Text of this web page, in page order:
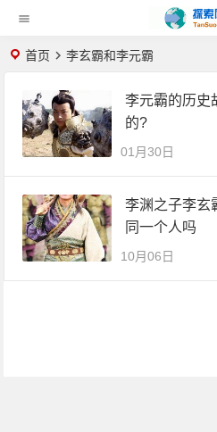
首页 李玄霸和李元霸
李元霸的历史
的?
01月30日
李渊之子李玄
同一个人吗
10月06日